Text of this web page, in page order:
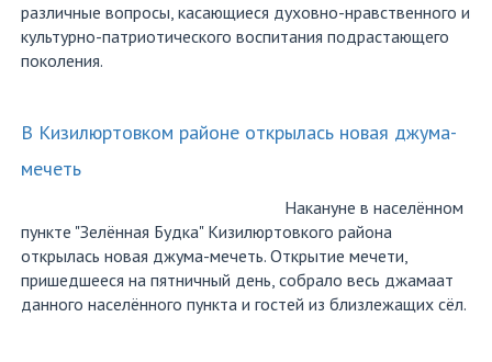
различные вопросы, касающиеся духовно-нравственного и
культурно-патриотического воспитания подрастающего
поколения.
В Кизилюртовком районе открылась новая джума-
мечеть
Накануне в населённом
пункте "Зелённая Будка" Кизилюртовкого района
открылась новая джума-мечеть. Открытие мечети,
пришедшееся на пятничный день, собрало весь джамаат
данного населённого пункта и гостей из близлежащих сёл.